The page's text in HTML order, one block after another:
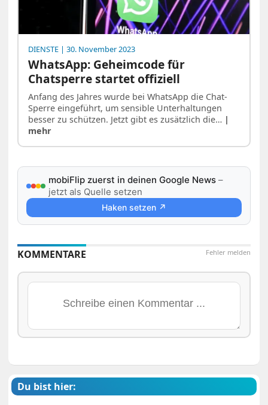
DIENSTE | 30. November 2023
WhatsApp: Geheimcode für
Chatsperre startet offiziell
Anfang des Jahres wurde bei WhatsApp die Chat-
Sperre eingeführt, um sensible Unterhaltungen
besser zu schützen. Jetzt gibt es zusätzlich die… |
mehr
mobiFlip zuerst in deinen Google News –
jetzt als Quelle setzen
Haken setzen ↗
Fehler melden
KOMMENTARE
Du bist hier: